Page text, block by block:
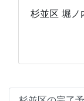
杉並区 堀ノ